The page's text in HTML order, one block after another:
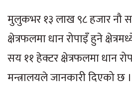
मुलुकभर १३ लाख ९८ हजार नौ
क्षेत्रफलमा धान रोपाइँ हुने
सय ११ हेक्टर क्षेत्रफलमा धान
मन्त्रालयले जानकारी दिएको छ ।